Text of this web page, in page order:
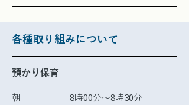
各種取り組みについて
預かり保育
​朝 8時00分～8時30分